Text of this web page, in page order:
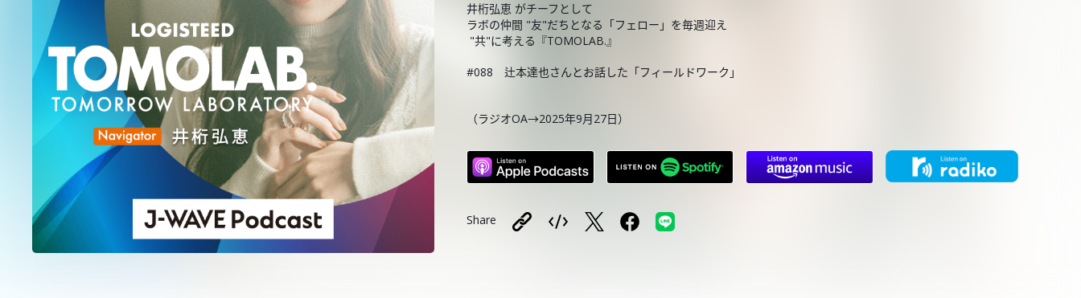
井桁弘恵 がチーフとして
ラボの仲間 "友"だちとなる「フェロー」を毎週迎え
"共"に考える『TOMOLAB.』
#088 辻本達也さんとお話した「フィールドワーク」
（ラジオOA→2025年9月27日）
Share